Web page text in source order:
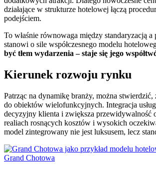
działające w strukturze hotelowej łączą
podejściem.
To właśnie równowaga między standaryzacją a
stanowi o sile współczesnego modelu
być tłem wydarzenia – staje się jego
Kierunek rozwoju rynku
Patrząc na dynamikę branży, można stwierdzić,
do obiektów wielofunkcyjnych. Integracja
decyzyjny klienta i zwiększa przewidywalność
realiach rosnących kosztów i wysokich
model zintegrowany nie jest luksusem, lecz
Categories:
Grand Chotowa